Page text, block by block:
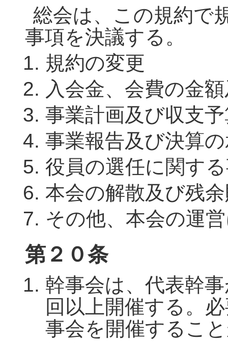
総会は、この規約で
事項を決議する。
規約の変更
入会金、会費の金
事業計画及び収支
事業報告及び決算
役員の選任に関す
本会の解散及び残
その他、本会の運
第２０条
幹事会は、代表幹
回以上開催する。
事会を開催するこ